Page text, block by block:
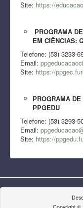
Site: https://
PROGRAMA
EM CIÊNCIAS:
Telefone: (53) 3233-
Email:
Site: https://
PROGRAMA
PPGEDU
Telefone: (53) 3293-
Email:
Site: https://